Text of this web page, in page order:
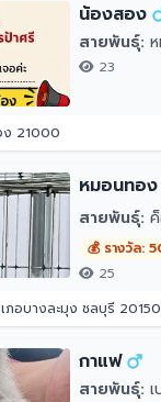
น้องสอง
สายพันธุ์:
23
ง 21000
หมอนทอง
สายพันธุ์:
💰 รางวัล:
25
อบางละมุง ชลบุรี 20150
กาแฟ
สายพันธุ์: